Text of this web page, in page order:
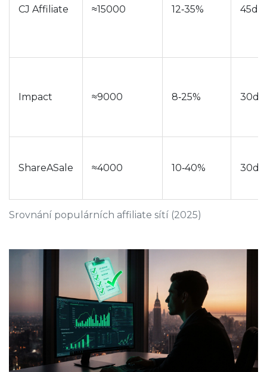
Srovnání populárních affiliate sítí (2025)
CJ Affiliate ≈15000 12‑35% 45dní
Impact ≈9000 8‑25%
ShareASale ≈4000 10‑40%